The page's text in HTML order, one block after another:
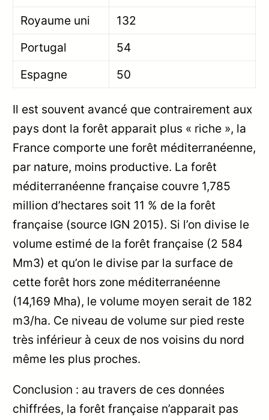
Royaume uni
132
Portugal
54
Espagne
50
Il est souvent avancé que contrairement aux
pays dont la forêt apparait plus « riche », la
France comporte une forêt méditerranéenne,
par nature, moins productive. La forêt
méditerranéenne française couvre 1,785
million d’hectares soit 11 % de la forêt
française (source IGN 2015). Si l’on divise le
volume estimé de la forêt française (2 584
Mm3) et qu’on le divise par la surface de
cette forêt hors zone méditerranéenne
(14,169 Mha), le volume moyen serait de 182
m3/ha. Ce niveau de volume sur pied reste
très inférieur à ceux de nos voisins du nord
même les plus proches.
Conclusion : au travers de ces données
chiffrées, la forêt française n’apparait pas